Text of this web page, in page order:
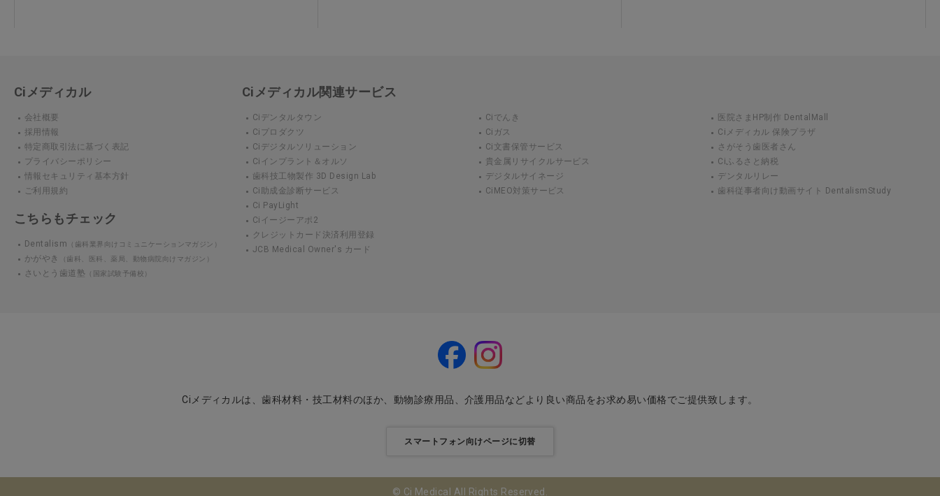
Ciメディカル
会社概要
採用情報
特定商取引法に基づく表記
プライバシーポリシー
情報セキュリティ基本方針
ご利用規約
こちらもチェック
Dentalism （歯科業界向けコミュニケーションマガジン）
かがやき （歯科、医科、薬局、動物病院向けマガジン）
さいとう歯道塾 （国家試験予備校）
Ciメディカル関連サービス
Ciデンタルタウン
Ciプロダクツ
Ciデジタルソリューション
Ciインプラント＆オルソ
歯科技工物製作 3D Design Lab
Ci助成金診断サービス
Ci PayLight
Ciイージーアポ2
クレジットカード決済利用登録
JCB Medical Owner's カード
Ciでんき
Ciガス
Ci文書保管サービス
貴金属リサイクルサービス
デジタルサイネージ
CiMEO対策サービス
医院さまHP制作 DentalMall
Ciメディカル 保険プラザ
さがそう歯医者さん
Ciふるさと納税
デンタルリレー
歯科従事者向け動画サイト DentalismStudy
Ciメディカルは、歯科材料・技工材料のほか、動物診療用品、介護用品などより良い商品をお求め易い価格でご提供致します。
スマートフォン向けページに切替
© Ci Medical All Rights Reserved.